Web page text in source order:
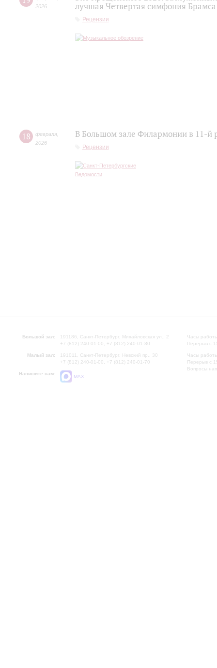
2026
лучшая Четвертая симфония Брамса
Рецензии
18 февраля
2026
В Большом зале Филармонии в 11-й
Рецензии
Большой зал:
191186, Санкт-Петербург, Михайловская ул., 2
+7 (812) 240-01-00, +7 (812) 240-01-80
Малый зал:
191011, Санкт-Петербург, Невский пр., 30
+7 (812) 240-01-00, +7 (812) 240-01-70
Напишите нам:
MAX
Часы
Перерыв с
Часы
Перерыв с
Вопросы